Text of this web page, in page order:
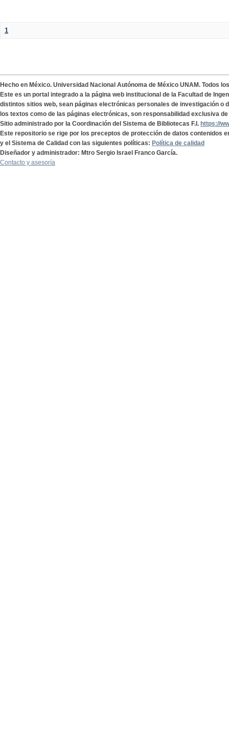
1
Hecho en México. Universidad Nacional Autónoma de México UNAM. Todos
Este es un portal integrado a la página web institucional de la Facultad de
distintos sitios web, sean páginas electrónicas personales de investigación o
los textos como de las páginas electrónicas, son responsabilidad exclusiva
Sitio administrado por la Coordinación del Sistema de Bibliotecas F.I. https://
Este repositorio se rige por los preceptos de protección de datos contenidos
y el Sistema de Calidad con las siguientes políticas: Política de calidad
Diseñador y administrador: Mtro Sergio Israel Franco García.
Contacto y asesoría